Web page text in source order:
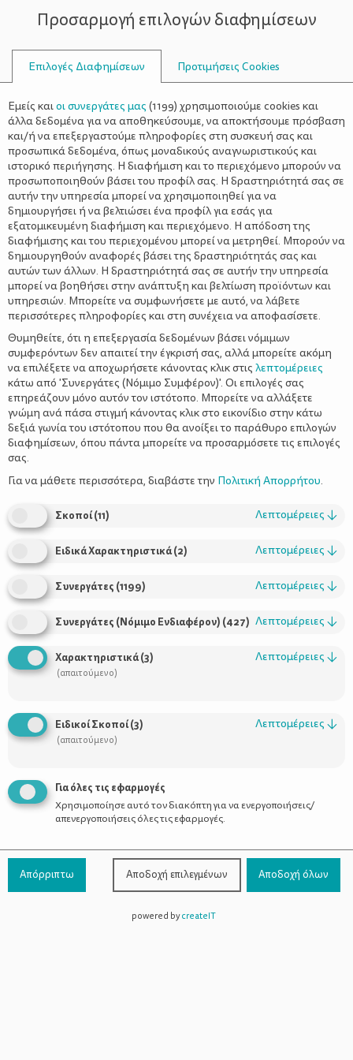
ΣΥΜΒΟΥΛΟΙ
ΑΝΟΙΞΙΆΤΙΚΗ ΔΙΑΚΌΣΜΗΣΗ
Εσύ Τις Σακούλες Του Μανάβη Ακόμη
Τις Πετάς;
Χρήσιμοι Σύνδεσμοι
Προϊόντα
Επικοινωνία
800-1199-800(από σταθερό,
χωρίς χρέωση)
Προσαρμογή επιλογών διαφημίσεων
Επιλογές Διαφημίσεων Προτιμήσεις Cookies
Εμείς καιοι συνεργάτες μας (1199) χρησιμοποιούμε cookies και
άλλα δεδομένα για να αποθηκεύσουμε, να αποκτήσουμε πρόσβαση
και/ή να επεξεργαστούμε πληροφορίες στη συσκευή σας και
προσωπικά δεδομένα, όπως μοναδικούς αναγνωριστικούς και
ιστορικό περιήγησης. Η διαφήμιση και το περιεχόμενο μπορούν να
προσωποποιηθούν βάσει του προφίλ σας. Η δραστηριότητά σας σε
αυτήν την υπηρεσία μπορεί να χρησιμοποιηθεί για να
δημιουργήσει ή να βελτιώσει ένα προφίλ για εσάς για
εξατομικευμένη διαφήμιση και περιεχόμενο. Η απόδοση της
διαφήμισης και του περιεχομένου μπορεί να μετρηθεί. Μπορούν να
δημιουργηθούν αναφορές βάσει της δραστηριότητάς σας και
αυτών των άλλων. Η δραστηριότητά σας σε αυτήν την υπηρεσία
μπορεί να βοηθήσει στην ανάπτυξη και βελτίωση προϊόντων και
υπηρεσιών. Μπορείτε να συμφωνήσετε με αυτό, να λάβετε
περισσότερες πληροφορίες και στη συνέχεια να αποφασίσετε.
Θυμηθείτε, ότι η επεξεργασία δεδομένων βάσει νόμιμων
συμφερόντων δεν απαιτεί την έγκρισή σας, αλλά μπορείτε ακόμη
να επιλέξετε να αποχωρήσετε κάνοντας κλικ στις λεπτομέρειες
κάτω από 'Συνεργάτες (Νόμιμο Συμφέρον)'. Οι επιλογές σας
επηρεάζουν μόνο αυτόν τον ιστότοπο. Μπορείτε να αλλάξετε
γνώμη ανά πάσα στιγμή κάνοντας κλικ στο εικονίδιο στην κάτω
δεξιά γωνία του ιστότοπου που θα ανοίξει το παράθυρο επιλογών
διαφημίσεων, όπου πάντα μπορείτε να προσαρμόσετε τις επιλογές
σας.
Για να μάθετε περισσότερα, διαβάστε την Πολιτική Απορρήτου.
Σκοποί(11) Λεπτομέρειες ↓
Ειδικά Χαρακτηριστικά(2) Λεπτομέρειες ↓
Συνεργάτες (1199) Λεπτομέρειες ↓
Συνεργάτες (Νόμιμο Ενδιαφέρον) (427) Λεπτομέρειες ↓
Χαρακτηριστικά(3)
(απαιτούμενο)
Λεπτομέρειες ↓
Ειδικοί Σκοποί(3)
(απαιτούμενο)
Λεπτομέρειες ↓
Για όλες τις εφαρμογές
Χρησιμοποίησε αυτό τον διακόπτη για να ενεργοποιήσεις/
απενεργοποιήσεις όλες τις εφαρμογές.
Απόρριπτω Αποδοχή επιλεγμένων Αποδοχή όλων
powered bycreateIT